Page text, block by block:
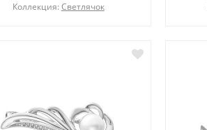
Коллекция: Светлячок